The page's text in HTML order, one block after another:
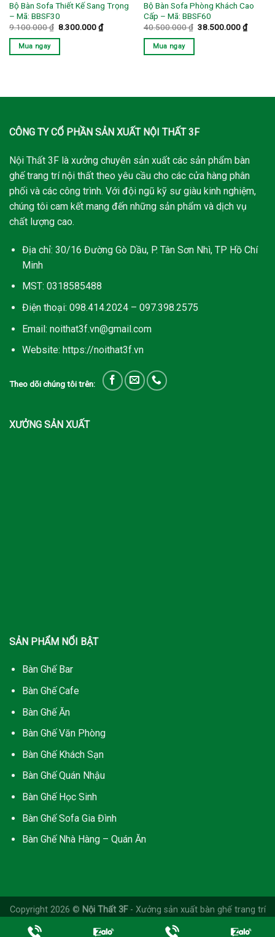
Bộ Bàn Sofa Thiết Kế Sang Trọng
– Mã: BBSF30
9.100.000₫ Giá
là:
8.300.000₫Giá
hiện
8.300.000 ₫.
Mua ngay
Bộ Bàn Sofa Phòng Khách Cao
Cấp – Mã: BBSF60
40.500.000₫ Giá
38.500.000₫Giá
hiện
Mua ngay
CÔNG TY CỔ PHẦN SẢN XUẤT NỘI THẤT 3F
Nội Thất 3F là xưởng chuyên sản xuất các sản phẩm bàn
ghế trang trí nội thất theo yêu cầu cho các cửa hàng phân
phối và các công trình. Với đội ngũ kỹ sư giàu kinh nghiệm,
chúng tôi cam kết mang đến những sản phẩm và dịch vụ
chất lượng cao.
Địa chỉ: 30/16 Đường Gò Dầu, P. Tân Sơn Nhì, TP Hồ Chí
Minh
MST: 0318585488
Điện thoại: 098.414.2024 – 097.398.2575
Email: noithat3f.vn@gmail.com
Website: https://noithat3f.vn
Theo dõi chúng tôi trên:
XƯỞNG SẢN XUẤT
SẢN PHẨM NỔI BẬT
Bàn Ghế Bar
Bàn Ghế Cafe
Bàn Ghế Ăn
Bàn Ghế Văn Phòng
Bàn Ghế Khách Sạn
Bàn Ghế Quán Nhậu
Bàn Ghế Học Sinh
Bàn Ghế Sofa Gia Đình
Bàn Ghế Nhà Hàng – Quán Ăn
Copyright 2026 © Nội Thất 3F - Xưởng sản xuất bàn ghế trang trí
nội thật ở TPHCM. Chuyên phân phối bàn ghế, nhận gia công